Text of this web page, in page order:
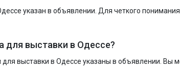
указан в объявлении. Для четкого
для выставки в Одессе?
выставки в Одессе указаны в объявлении. Вы